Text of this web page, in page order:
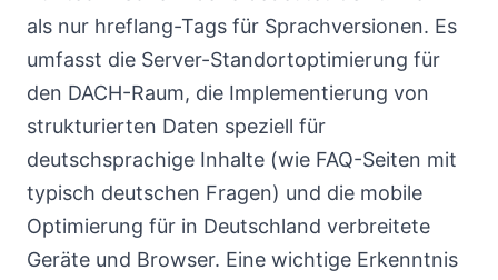
als nur hreflang-Tags für Sprachversionen. Es
umfasst die Server-Standortoptimierung für
den DACH-Raum, die Implementierung von
strukturierten Daten speziell für
deutschsprachige Inhalte (wie FAQ-Seiten mit
typisch deutschen Fragen) und die mobile
Optimierung für in Deutschland verbreitete
Geräte und Browser. Eine wichtige Erkenntnis